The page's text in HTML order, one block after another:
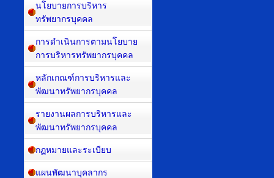
นโยบายการบริหาร
ทรัพยากรบุคคล
การดำเนินการตามนโยบาย
การบริหารทรัพยากรบุคคล
หลักเกณฑ์การบริหารและ
พัฒนาทรัพยากรบุคคล
รายงานผลการบริหารและ
พัฒนาทรัพยากรบุคคล
กฏหมายและระเบียบ
แผนพัฒนาบุคลากร